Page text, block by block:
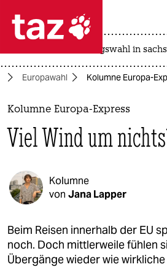
 taz zahl ich
taz zahl ich
themen
politik
öko
gesellschaft
kultur
sport
landtagswahl in
Europawahl Kolumne Europa-
Kolumne Europa-Express
Viel Wind um
Kolumne
von Jana Lapper
Beim Reisen innerhalb der EU
noch. Doch mittlerweile fühlen
Übergänge wieder wie wirkliche